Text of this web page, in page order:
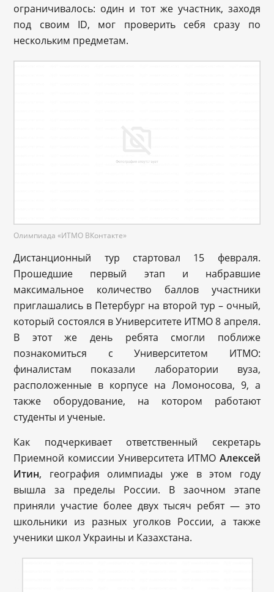
ограничивалось: один и тот же участник, заходя
под своим ID, мог проверить себя сразу по
нескольким предметам.
Олимпиада «ИТМО ВКонтакте»
Дистанционный тур стартовал 15 февраля.
Прошедшие первый этап и набравшие
максимальное количество баллов участники
приглашались в Петербург на второй тур – очный,
который состоялся в Университете ИТМО 8 апреля.
В этот же день ребята смогли поближе
познакомиться с Университетом ИТМО:
финалистам показали лаборатории вуза,
расположенные в корпусе на Ломоносова, 9, а
также оборудование, на котором работают
студенты и ученые.
Как подчеркивает ответственный секретарь
Приемной комиссии Университета ИТМО Алексей
Итин, география олимпиады уже в этом году
вышла за пределы России. В заочном этапе
приняли участие более двух тысяч ребят — это
школьники из разных уголков России, а также
ученики школ Украины и Казахстана.